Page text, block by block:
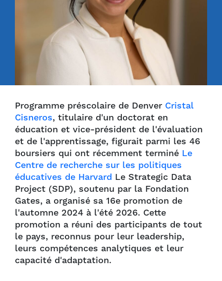
Programme préscolaire de Denver Cristal
Cisneros, titulaire d'un doctorat en
éducation et vice-président de l'évaluation
et de l'apprentissage, figurait parmi les 46
boursiers qui ont récemment terminé Le
Centre de recherche sur les politiques
éducatives de Harvard Le Strategic Data
Project (SDP), soutenu par la Fondation
Gates, a organisé sa 16e promotion de
l'automne 2024 à l'été 2026. Cette
promotion a réuni des participants de tout
le pays, reconnus pour leur leadership,
leurs compétences analytiques et leur
capacité d'adaptation.